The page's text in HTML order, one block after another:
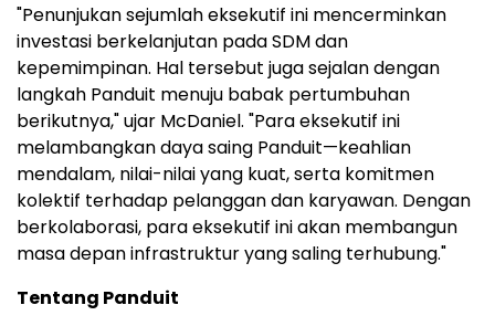
"Penunjukan sejumlah eksekutif ini mencerminkan
investasi berkelanjutan pada SDM dan
kepemimpinan. Hal tersebut juga sejalan dengan
langkah Panduit menuju babak pertumbuhan
berikutnya," ujar McDaniel. "Para eksekutif ini
melambangkan daya saing Panduit—keahlian
mendalam, nilai-nilai yang kuat, serta komitmen
kolektif terhadap pelanggan dan karyawan. Dengan
berkolaborasi, para eksekutif ini akan membangun
masa depan infrastruktur yang saling terhubung."
Tentang Panduit